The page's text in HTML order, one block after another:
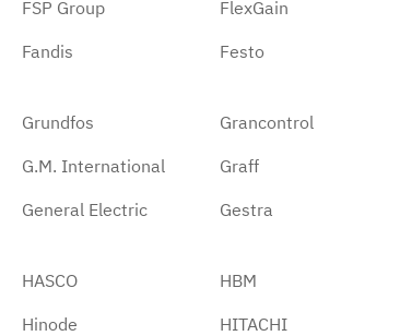
FSP Group
FlexGain
Fandis
Festo
Grundfos Grancontrol
G.M. International
Graff
General Electric
Gestra
HASCO HBM
Hinode
HITACHI